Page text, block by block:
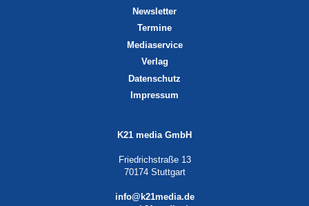
Newsletter
Termine
Mediaservice
Verlag
Datenschutz
Impressum
K21 media GmbH
Friedrichstraße 13
70174 Stuttgart
info@k21media.de